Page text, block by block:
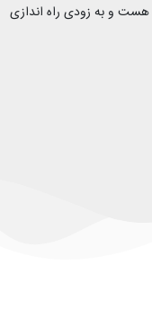
هست و به زودی راه اندازی